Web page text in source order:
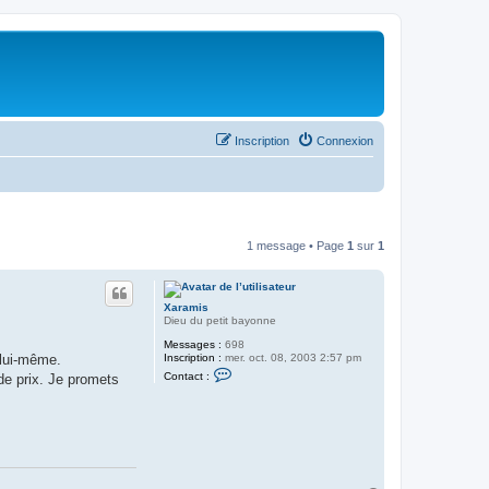
Connexion
Inscription
1 message • Page 1 sur 1
Xaramis
Dieu du petit bayonne
Messages : 698
Inscription : mer. oct. 08, 2003 2:57 pm
Contact :
même.
prix. Je promets